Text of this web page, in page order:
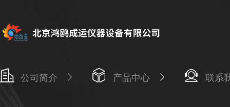
公司简介 产品中心 联系